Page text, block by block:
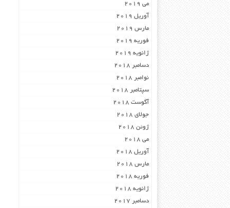
می 2019
آوریل 2019
مارس 2019
فوریه 2019
ژانویه 2019
دسامبر 2018
نوامبر 2018
سپتامبر 2018
آگوست 2018
جولای 2018
ژوئن 2018
می 2018
آوریل 2018
مارس 2018
فوریه 2018
ژانویه 2018
دسامبر 2017